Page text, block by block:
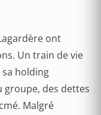
ont
Un train de vie
sa holding
groupe, des dettes
Malgré